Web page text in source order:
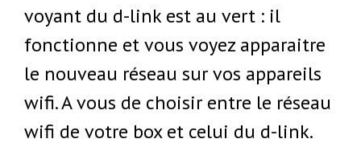
voyant du d-link est au vert : il
fonctionne et vous voyez apparaitre
le nouveau réseau sur vos appareils
wifi. A vous de choisir entre le réseau
wifi de votre box et celui du d-link.